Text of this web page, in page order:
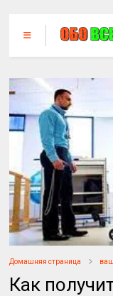
Домашняя страница
Как